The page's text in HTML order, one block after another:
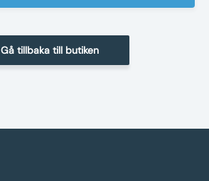
Nyheter
Gå tillbaka till butiken